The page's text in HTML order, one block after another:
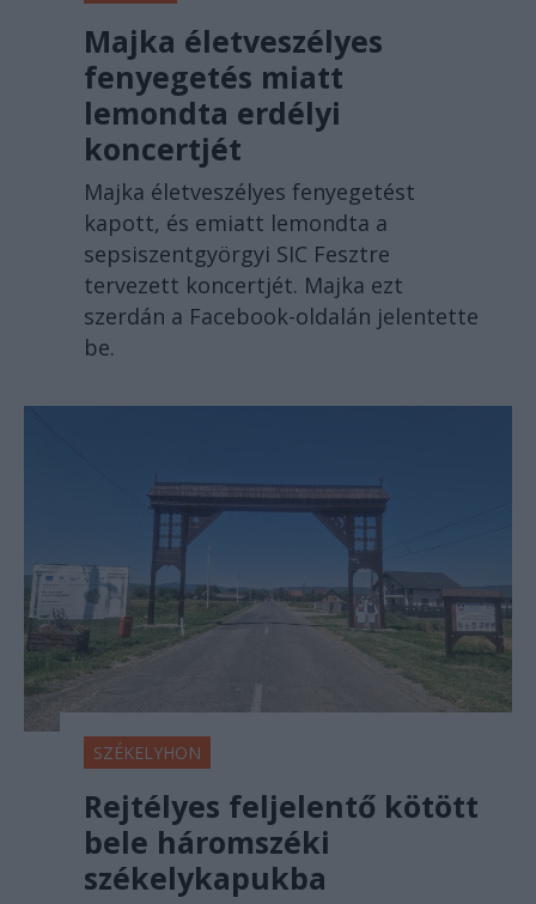
Majka életveszélyes
fenyegetés miatt
lemondta erdélyi
koncertjét
Majka életveszélyes fenyegetést
kapott, és emiatt lemondta a
sepsiszentgyörgyi SIC Fesztre
tervezett koncertjét. Majka ezt
szerdán a Facebook-oldalán jelentette
be.
SZÉKELYHON
Rejtélyes feljelentő kötött
bele háromszéki
székelykapukba